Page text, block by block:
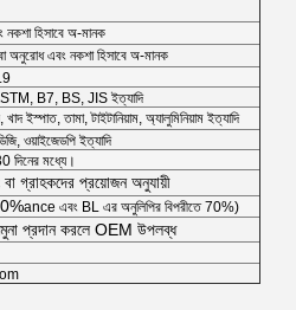
হিসাবে অ-মানক
অনুরোধ এবং নকশা হিসাবে অ-মানক
B7, BS, JIS ইত্যাদি
ইস্পাত, তামা, টাইটানিয়াম, অ্যালুমিনিয়াম ইত্যাদি
ওয়াইজেডপি ইত্যাদি
দিনের মধ্যে।
বা গ্রাহকদের প্রয়োজন অনুযায়ী
ance এবং BL এর অনুলিপির বিপরীতে 70%)
প্রদান করলে OEM উপলব্ধ